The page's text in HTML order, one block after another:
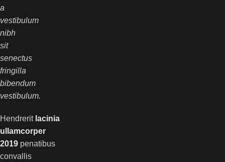
a
vestibulum
nibh
sit
senectus
fringilla
bibendum
vestibulum.
Hendrerit lacinia
ullamcorper
2019 penatibus
convallis